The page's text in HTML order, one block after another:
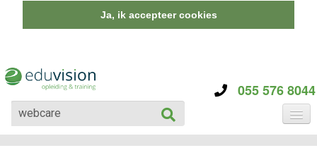
Ja, ik accepteer cookies
055 576 8044
CATEGORIE